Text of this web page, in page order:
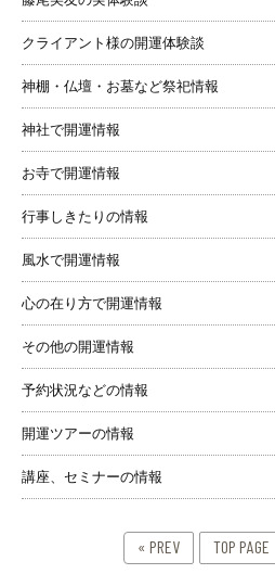
クライアント様の開運体験談
神棚・仏壇・お墓など祭祀情報
神社で開運情報
お寺で開運情報
行事しきたりの情報
風水で開運情報
心の在り方で開運情報
その他の開運情報
予約状況などの情報
開運ツアーの情報
講座、セミナーの情報
« PREV TOP PAGE